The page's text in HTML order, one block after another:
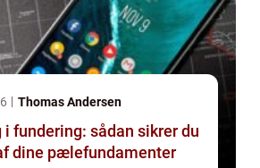
Thomas Andersen
i fundering: sådan sikrer du
dine pælefundamenter